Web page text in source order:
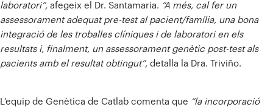
laboratori”, afegeix el Dr. Santamaria. “A més, cal fer un
assessorament adequat pre-test al pacient/família, una bona
integració de les troballes clíniques i de laboratori en els
resultats i, finalment, un assessorament genètic post-test als
pacients amb el resultat obtingut”, detalla la Dra. Triviño.
L’equip de Genètica de Catlab comenta que “la incorporació